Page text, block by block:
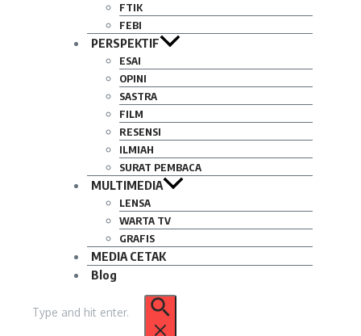
FTIK
FEBI
PERSPEKTIF
ESAI
OPINI
SASTRA
FILM
RESENSI
ILMIAH
SURAT PEMBACA
MULTIMEDIA
LENSA
WARTA TV
GRAFIS
MEDIA CETAK
Blog
untuk: